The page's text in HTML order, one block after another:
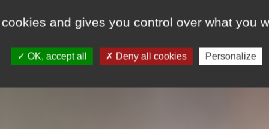
and gives you control over what you
OK, accept all Deny all cookies Personalize